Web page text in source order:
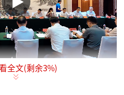
全文(剩余3%)